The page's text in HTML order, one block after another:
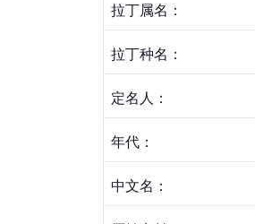
拉丁属名：
拉丁种名：
定名人：
年代：
中文名：